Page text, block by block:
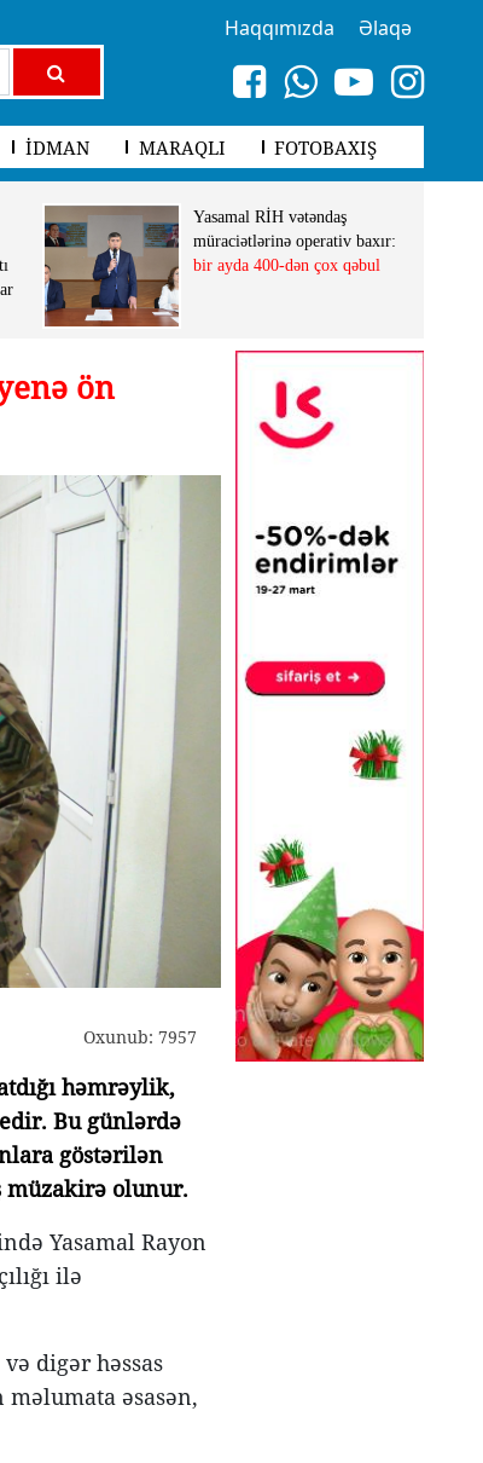
Haqqımızda Əlaqə
İDMAN MARAQLI FOTOBAXIŞ
Yasamal RİH vətəndaş
müraciətlərinə operativ baxır:
bir ayda 400-dən çox qəbul
ön
Oxunub: 7957
həmrəylik,
Bu günlərdə
göstərilən
müzakirə olunur.
Yasamal Rayon
ilə
digər həssas
əsasən,